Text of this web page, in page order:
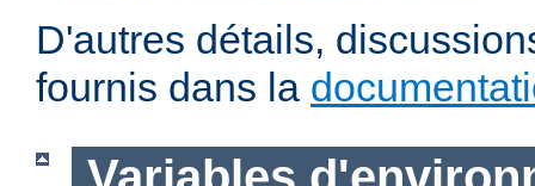
D'autres détails,
fournis dans la